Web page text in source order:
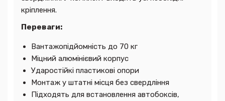
кріплення.
Переваги:
Вантажопідйомність до 70 кг
Міцний алюмінієвий корпус
Ударостійкі пластикові опори
Монтаж у штатні місця без свердління
Підходять для встановлення автобоксів,